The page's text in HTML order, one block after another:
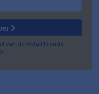
van de RetailTrends-